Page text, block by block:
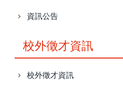
資訊公告
校外徵才資訊
校外徵才資訊